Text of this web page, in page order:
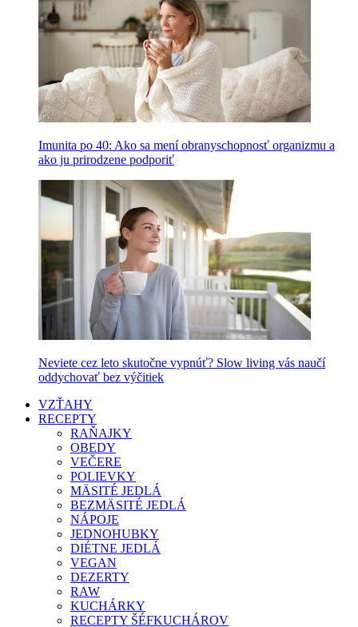
Imunita po 40: Ako sa mení obranyschopnosť organizmu a
ako ju prirodzene podporiť
Neviete cez leto skutočne vypnúť? Slow living vás naučí
oddychovať bez výčitiek
VZŤAHY
RECEPTY
RAŇAJKY
OBEDY
VEČERE
POLIEVKY
MÄSITÉ JEDLÁ
BEZMÄSITÉ JEDLÁ
NÁPOJE
JEDNOHUBKY
DIÉTNE JEDLÁ
VEGAN
DEZERTY
RAW
KUCHÁRKY
RECEPTY ŠÉFKUCHÁROV